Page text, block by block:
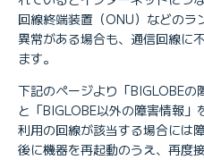
回線終端装置（ONU）などのラ
異常がある場合も、通信回線に
ます。
下記のページより「BIGLOBEの
と「BIGLOBE以外の障害情報
利用の回線が該当する場合には
後に機器を再起動のうえ、再度